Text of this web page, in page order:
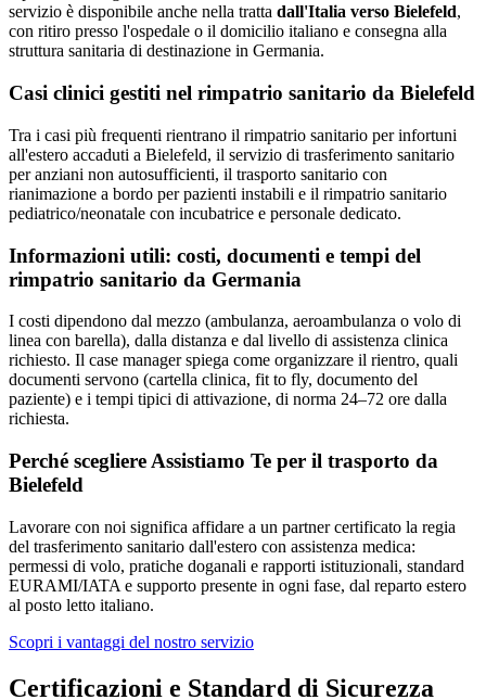
servizio è disponibile anche nella tratta dall'Italia verso Bielefeld,
con ritiro presso l'ospedale o il domicilio italiano e consegna alla
struttura sanitaria di destinazione in Germania.
Casi clinici gestiti nel rimpatrio sanitario da Bielefeld
Tra i casi più frequenti rientrano il rimpatrio sanitario per infortuni
all'estero accaduti a Bielefeld, il servizio di trasferimento sanitario
per anziani non autosufficienti, il trasporto sanitario con
rianimazione a bordo per pazienti instabili e il rimpatrio sanitario
pediatrico/neonatale con incubatrice e personale dedicato.
Informazioni utili: costi, documenti e tempi del
rimpatrio sanitario da Germania
I costi dipendono dal mezzo (ambulanza, aeroambulanza o volo di
linea con barella), dalla distanza e dal livello di assistenza clinica
richiesto. Il case manager spiega come organizzare il rientro, quali
documenti servono (cartella clinica, fit to fly, documento del
paziente) e i tempi tipici di attivazione, di norma 24–72 ore dalla
richiesta.
Perché scegliere Assistiamo Te per il trasporto da
Bielefeld
Lavorare con noi significa affidare a un partner certificato la regia
del trasferimento sanitario dall'estero con assistenza medica:
permessi di volo, pratiche doganali e rapporti istituzionali, standard
EURAMI/IATA e supporto presente in ogni fase, dal reparto estero
al posto letto italiano.
Scopri i vantaggi del nostro servizio
Certificazioni e Standard di Sicurezza